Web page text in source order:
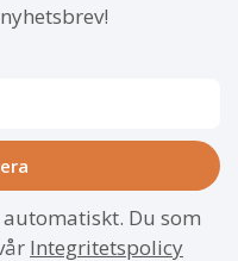
Du som
Integritetspolicy